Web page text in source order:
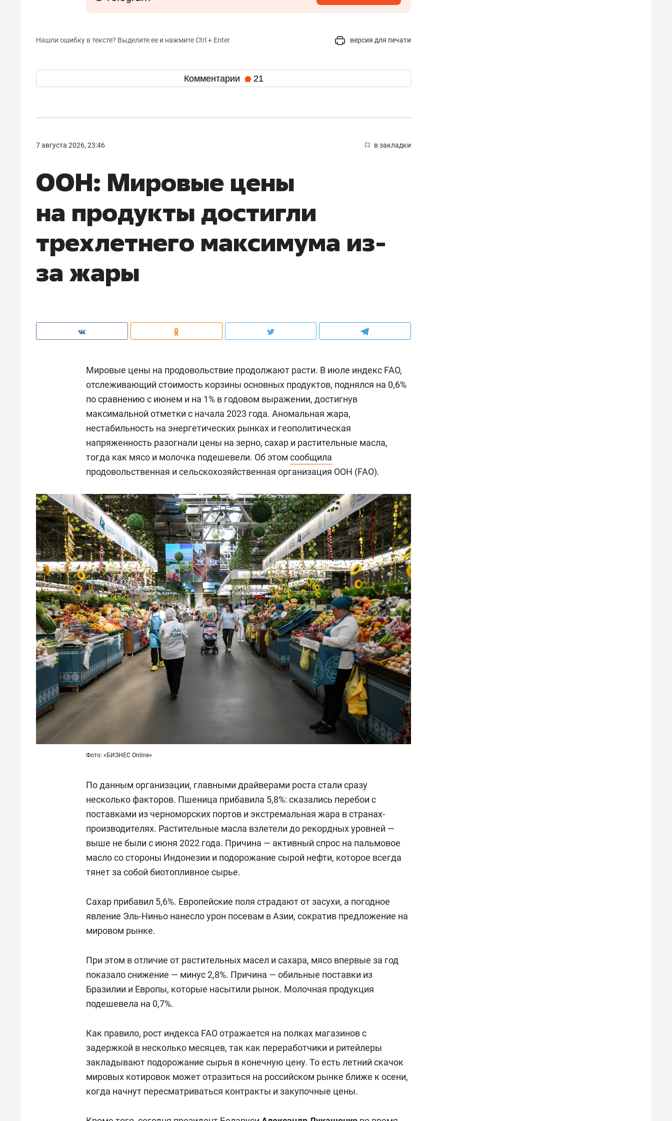
Нашли ошибку в тексте? Выделите ее и нажмите Ctrl + Enter версия для печати
Комментарии 21
7 августа 2026, 23:46 в закладки
ООН: Мировые цены
на продукты достигли
трехлетнего максимума из-
за жары
Мировые цены на продовольствие продолжают расти. В июле индекс FAO,
отслеживающий стоимость корзины основных продуктов, поднялся на 0,6%
по сравнению с июнем и на 1% в годовом выражении, достигнув
максимальной отметки с начала 2023 года. Аномальная жара,
нестабильность на энергетических рынках и геополитическая
напряженность разогнали цены на зерно, сахар и растительные масла,
тогда как мясо и молочка подешевели. Об этом сообщила
продовольственная и сельскохозяйственная организация ООН (FAO).
Фото: «БИЗНЕС Online»
По данным организации, главными драйверами роста стали сразу
несколько факторов. Пшеница прибавила 5,8%: сказались перебои с
поставками из черноморских портов и экстремальная жара в странах-
производителях. Растительные масла взлетели до рекордных уровней —
выше не были с июня 2022 года. Причина — активный спрос на пальмовое
масло со стороны Индонезии и подорожание сырой нефти, которое всегда
тянет за собой биотопливное сырье.
Сахар прибавил 5,6%. Европейские поля страдают от засухи, а погодное
явление Эль-Ниньо нанесло урон посевам в Азии, сократив предложение на
мировом рынке.
При этом в отличие от растительных масел и сахара, мясо впервые за год
показало снижение — минус 2,8%. Причина — обильные поставки из
Бразилии и Европы, которые насытили рынок. Молочная продукция
подешевела на 0,7%.
Как правило, рост индекса FAO отражается на полках магазинов с
задержкой в несколько месяцев, так как переработчики и ритейлеры
закладывают подорожание сырья в конечную цену. То есть летний скачок
мировых котировок может отразиться на российском рынке ближе к осени,
когда начнут пересматриваться контракты и закупочные цены.